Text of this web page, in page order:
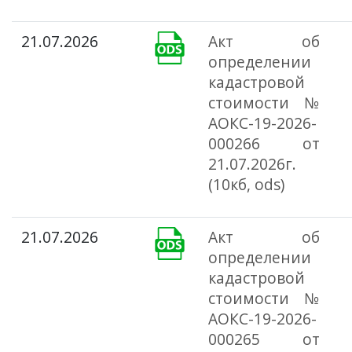
21.07.2026
Акт об
определении
кадастровой
стоимости №
АОКС-19-2026-
000266 от
21.07.2026г.
(10кб, ods)
21.07.2026
Акт об
определении
кадастровой
стоимости №
АОКС-19-2026-
000265 от